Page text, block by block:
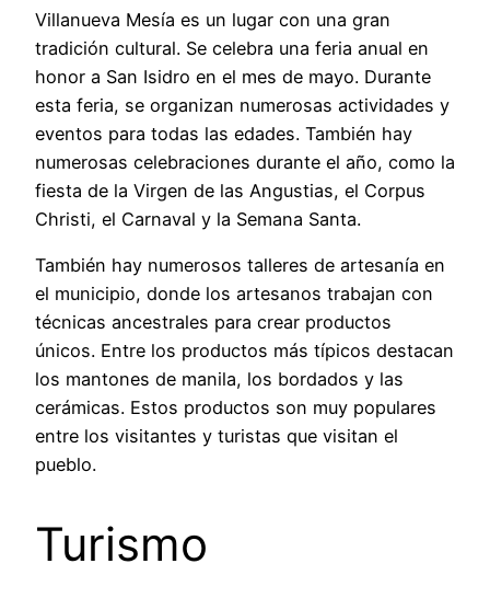
Villanueva Mesía es un lugar con una gran
tradición cultural. Se celebra una feria anual en
honor a San Isidro en el mes de mayo. Durante
esta feria, se organizan numerosas actividades y
eventos para todas las edades. También hay
numerosas celebraciones durante el año, como la
fiesta de la Virgen de las Angustias, el Corpus
Christi, el Carnaval y la Semana Santa.
También hay numerosos talleres de artesanía en
el municipio, donde los artesanos trabajan con
técnicas ancestrales para crear productos
únicos. Entre los productos más típicos destacan
los mantones de manila, los bordados y las
cerámicas. Estos productos son muy populares
entre los visitantes y turistas que visitan el
pueblo.
Turismo